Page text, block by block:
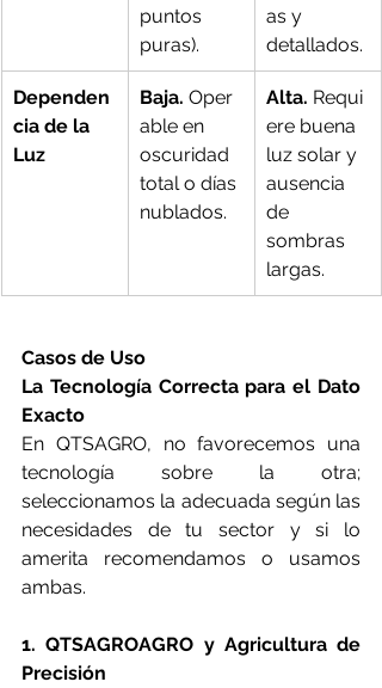
puntos
puras).
as y
detallados.
Dependen
cia de la
Luz
Baja. Oper
able en
oscuridad
total o días
nublados.
Alta. Requi
ere buena
luz solar y
ausencia
de
sombras
largas.
Casos de Uso
La Tecnología Correcta para el Dato
Exacto
En QTSAGRO, no favorecemos una
tecnología sobre la otra;
seleccionamos la adecuada según las
necesidades de tu sector y si lo
amerita recomendamos o usamos
ambas.
1. QTSAGROAGRO y Agricultura de
Precisión